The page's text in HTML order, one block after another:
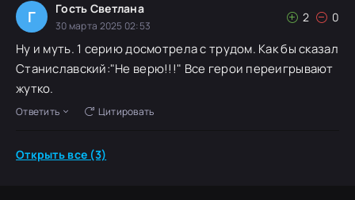
Г Гость Светлана
30 марта 2025 02:53
2 0
Ну и муть. 1 серию досмотрела с трудом. Как бы сказал
Станиславский:"Не верю!!!" Все герои переигрывают
жутко.
Ответить Цитировать
Открыть все (3)